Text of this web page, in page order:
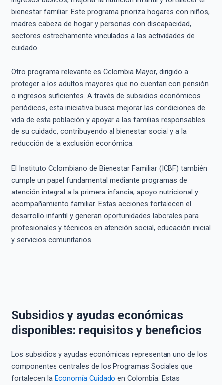
bienestar familiar. Este programa prioriza hogares con niños,
madres cabeza de hogar y personas con discapacidad,
sectores estrechamente vinculados a las actividades de
cuidado.
Otro programa relevante es Colombia Mayor, dirigido a
proteger a los adultos mayores que no cuentan con pensión
o ingresos suficientes. A través de subsidios económicos
periódicos, esta iniciativa busca mejorar las condiciones de
vida de esta población y apoyar a las familias responsables
de su cuidado, contribuyendo al bienestar social y a la
reducción de la exclusión económica.
El Instituto Colombiano de Bienestar Familiar (ICBF) también
cumple un papel fundamental mediante programas de
atención integral a la primera infancia, apoyo nutricional y
acompañamiento familiar. Estas acciones fortalecen el
desarrollo infantil y generan oportunidades laborales para
profesionales y técnicos en atención social, educación inicial
y servicios comunitarios.
Subsidios y ayudas económicas
disponibles: requisitos y beneficios
Los subsidios y ayudas económicas representan uno de los
componentes centrales de los Programas Sociales que
fortalecen la Economía Cuidado en Colombia. Estas